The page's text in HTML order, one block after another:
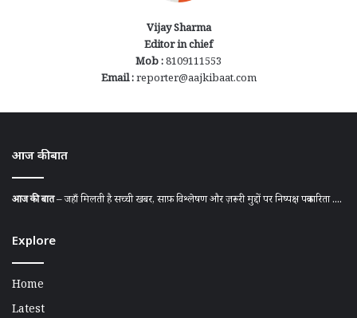
Vijay Sharma
Editor in chief
Mob :8109111553
Email :reporter@aajkibaat.com
आज की बात
आज की बात– जहाँ मिलती है सच्ची खबर, साफ़ विश्लेषण और ज़रूरी मुद्दों पर निष्पक्ष पत्रकारिता ....
Explore
Home
Latest